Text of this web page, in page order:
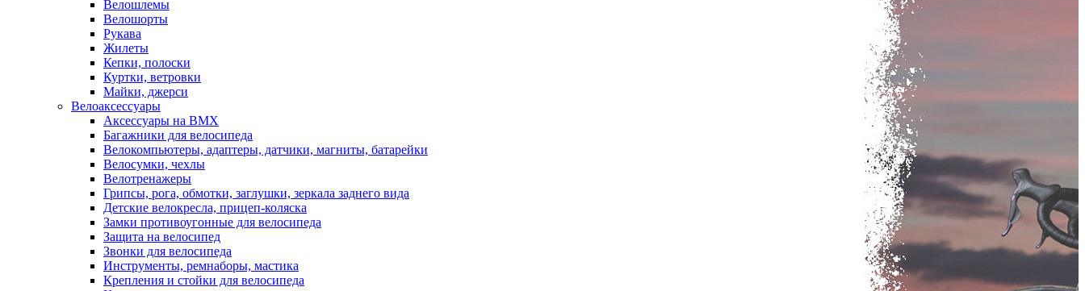
Велошлемы
Велошорты
Рукава
Жилеты
Кепки, полоски
Куртки, ветровки
Майки, джерси
Велоаксессуары
Аксессуары на BMX
Багажники для велосипеда
Велокомпьютеры, адаптеры, датчики, магниты, батарейки
Велосумки, чехлы
Велотренажеры
Грипсы, рога, обмотки, заглушки, зеркала заднего вида
Детские велокресла, прицеп-коляска
Замки противоугонные для велосипеда
Защита на велосипед
Звонки для велосипеда
Инструменты, ремнаборы, мастика
Крепления и стойки для велосипеда